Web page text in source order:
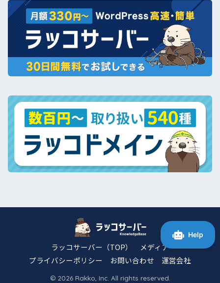
ラッコサーバー（TOP）
メディア
プライバシーポリシー
お問い合わせ 運営会社
© 2026 Rakko, Inc. All rights reserved.